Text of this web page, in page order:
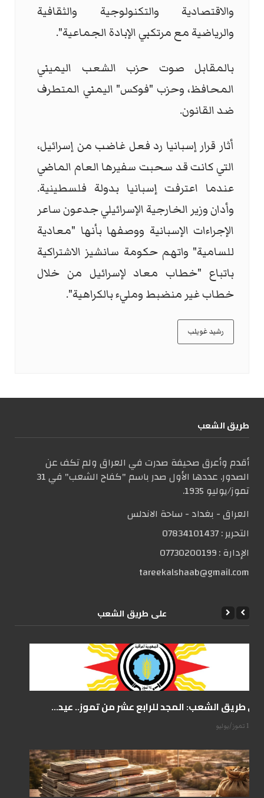
والاقتصادية والتكنولوجية والثقافية
والرياضية مع مرتكبي الإبادة الجماعية".
بالمقابل صوت حزب الشعب اليميني
المحافظ، وحزب "فوكس" اليمني المتطرف
ضد القانون.
أثار قرار إسبانيا رد فعل غاضب من إسرائيل،
التي كانت قد سحبت سفيرها العام الماضي
عندما اعترفت إسبانيا بدولة فلسطينية.
وأدان وزير الخارجية الإسرائيلي جدعون ساعر
الإجراءات الإسبانية ووصفها بأنها "معادية
للسامية" واتهم حكومة سانشيز الاشتراكية
باتباع "خطاب معاد لإسرائيل من خلال
خطاب غير منضبط ومليء بالكراهية".
رشيد غويلب
طریق الشعب
أقدم وأعرق صحيفة صدرت في العراق ولم تكف عن
الصدور. عددها الأول صدر باسم "كفاح الشعب" في 31
تموز/يوليو 1935.
العراق - بغداد - ساحة الاندلس
التحریر :07834101437
الإدارة :07730200199
tareekalshaab@gmail.com
علی طریق الشعب
على طريق الشعب: المجد للرابع عشر من تموز.. عيد...
14 تموز/يوليو